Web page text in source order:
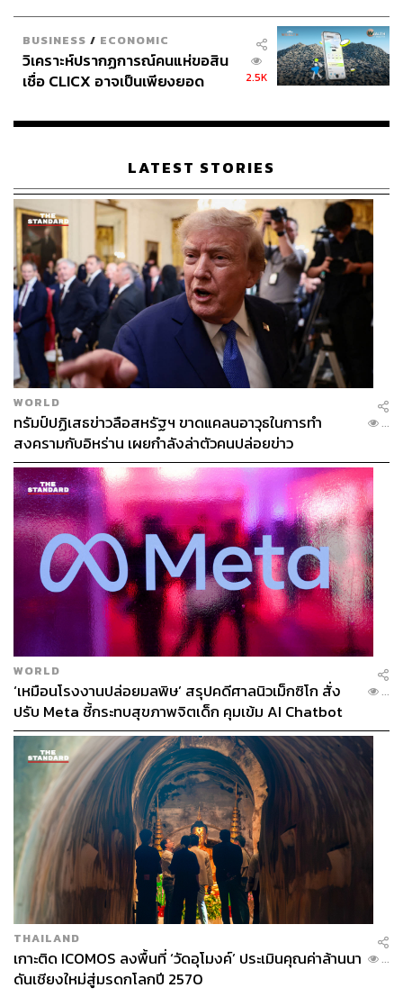
BUSINESS / ECONOMIC
วิเคราะห์ปรากฏการณ์คนแห่ขอสิน
เชื่อ CLICX อาจเป็นเพียงยอด
เรือนไทยที่ถูกซุกไว้
2.5K
LATEST STORIES
WORLD
ทรัมป์ปฏิเสธข่าวลือสหรัฐฯ ขาดแคลนอาวุธในการทำ
สงครามกับอิหร่าน เผยกำลังล่าตัวคนปล่อยข่าว
...
WORLD
‘เหมือนโรงงานปล่อยมลพิษ’ สรุปคดีศาลนิวเม็กซิโก สั่ง
ปรับ Meta ชี้กระทบสุขภาพจิตเด็ก คุมเข้ม AI Chatbot
...
THAILAND
เกาะติด ICOMOS ลงพื้นที่ ‘วัดอุโมงค์’ ประเมินคุณค่าล้านนา
ดันเชียงใหม่สู่มรดกโลกปี 2570
...